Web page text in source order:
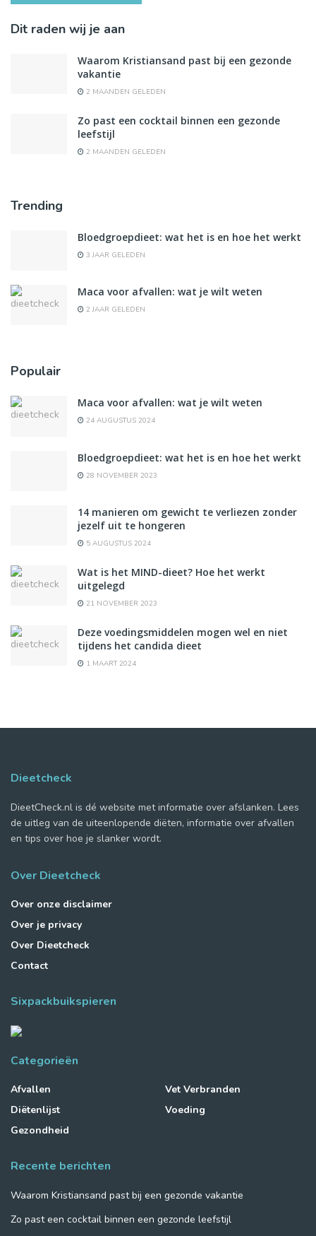
Dit raden wij je aan
Waarom Kristiansand past bij een gezonde
vakantie
2 MAANDEN GELEDEN
Zo past een cocktail binnen een gezonde
leefstijl
2 MAANDEN GELEDEN
Trending
Bloedgroepdieet: wat het is en hoe het werkt
3 JAAR GELEDEN
Maca voor afvallen: wat je wilt weten
2 JAAR GELEDEN
Populair
Maca voor afvallen: wat je wilt weten
24 AUGUSTUS 2024
Bloedgroepdieet: wat het is en hoe het werkt
28 NOVEMBER 2023
14 manieren om gewicht te verliezen zonder
jezelf uit te hongeren
5 AUGUSTUS 2024
Wat is het MIND-dieet? Hoe het werkt
uitgelegd
21 NOVEMBER 2023
Deze voedingsmiddelen mogen wel en niet
tijdens het candida dieet
1 MAART 2024
Dieetcheck
DieetCheck.nl is dé website met informatie over afslanken. Lees
de uitleg van de uiteenlopende diëten, informatie over afvallen
en tips over hoe je slanker wordt.
Over Dieetcheck
Over onze disclaimer
Over je privacy
Over Dieetcheck
Contact
Sixpackbuikspieren
Categorieën
Afvallen
Diëtenlijst
Gezondheid
Vet Verbranden
Voeding
Recente berichten
Waarom Kristiansand past bij een gezonde vakantie
Zo past een cocktail binnen een gezonde leefstijl